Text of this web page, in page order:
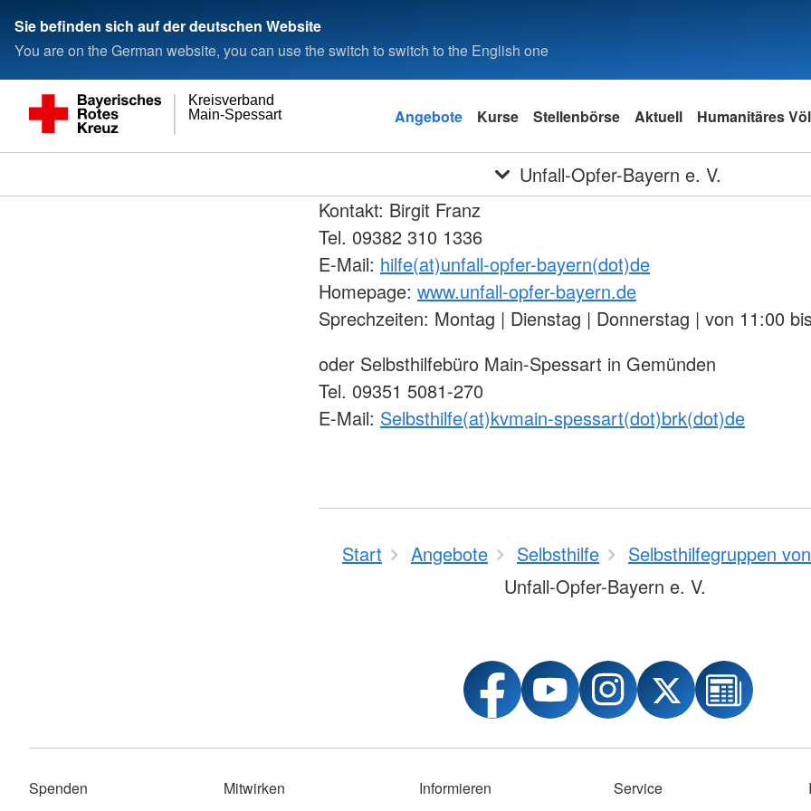
Sie befinden sich auf der deutschen Website
You are on the German website, you can use the switch to switch to the English one
Main-Spessart
Kreisverband
Angebote Kurse Stellenbörse Aktuell Humanitäres
Unfall-Opfer-Bayern e. V.
Kontakt: Birgit Franz
Tel. 09382 310 1336
E-Mail: hilfe(at)unfall-opfer-bayern(dot)de
Homepage: www.unfall-opfer-bayern.de
Sprechzeiten: Montag | Dienstag | Donnerstag | von 11:00
oder Selbsthilfebüro Main-Spessart in Gemünden
Tel. 09351 5081-270
E-Mail: Selbsthilfe(at)kvmain-spessart(dot)brk(dot)de
Start Angebote Selbsthilfe
Selbsthilfegruppen
Unfall-Opfer-Bayern e. V.
Spenden Mitwirken Informieren Service